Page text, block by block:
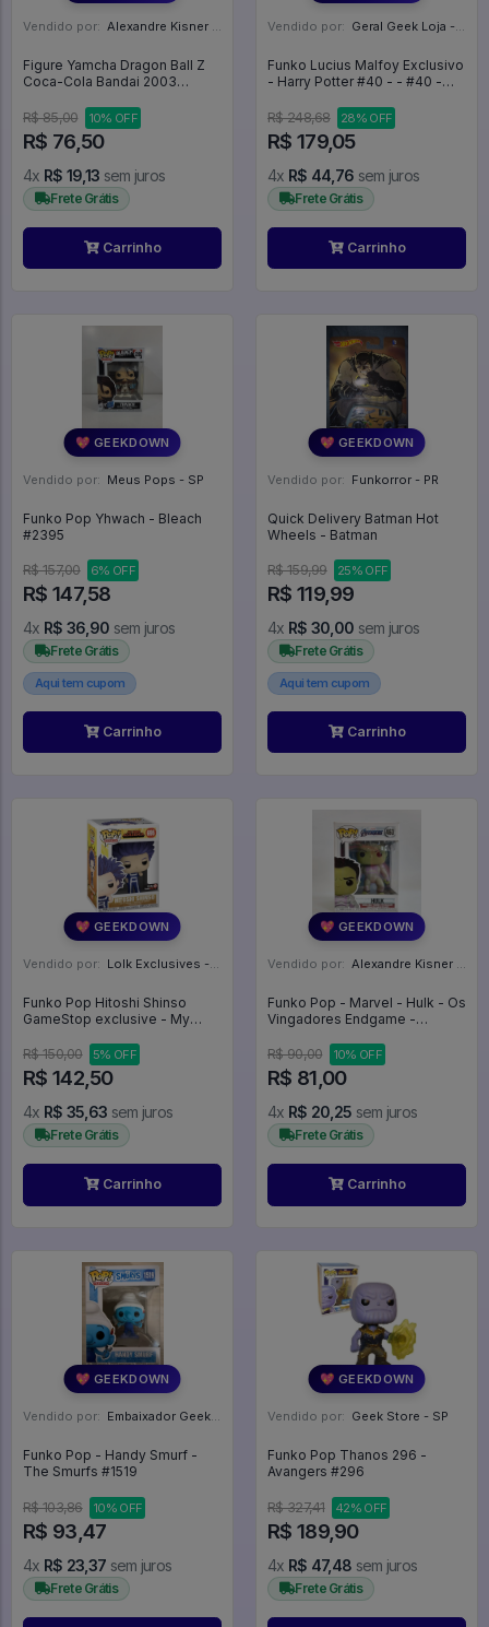
Vendido por: Alexandre Kisner - PR
Figure Yamcha Dragon Ball Z
Coca-Cola Bandai 2003
R$ 85,00
10% OFF
R$ 76,50
4x R$ 19,13 sem juros
Frete Grátis
Carrinho
Vendido por: Geral Geek Loja - SP
Funko Lucius Malfoy Exclusivo
- Harry Potter #40 - - #40 -
R$ 248,68
28% OFF
R$ 179,05
4x R$ 44,76 sem juros
Frete Grátis
Carrinho
💖 GEEKDOWN
Vendido por: Meus Pops - SP
Funko Pop Yhwach - Bleach
#2395
R$ 157,00 6% OFF
R$ 147,58
4x R$ 36,90 sem juros
Frete Grátis
Aqui tem cupom
Carrinho
💖 GEEKDOWN
Vendido por: Funkorror - PR
Quick Delivery Batman Hot
Wheels - Batman
R$ 159,99 25% OFF
R$ 119,99
4x R$ 30,00 sem juros
Frete Grátis
Aqui tem cupom
Carrinho
💖 GEEKDOWN
Vendido por: Lolk Exclusives - SP
Funko Pop Hitoshi Shinso
GameStop exclusive - My
R$ 150,00
5% OFF
R$ 142,50
4x R$ 35,63 sem juros
Frete Grátis
Carrinho
💖 GEEKDOWN
Vendido por: Alexandre Kisner - PR
Funko Pop - Marvel - Hulk - Os
Vingadores Endgame -
R$ 90,00
10% OFF
R$ 81,00
4x R$ 20,25 sem juros
Frete Grátis
Carrinho
💖 GEEKDOWN
Vendido por: Embaixador Geek - SP
Funko Pop - Handy Smurf -
The Smurfs #1519
R$ 103,86 10% OFF
R$ 93,47
4x R$ 23,37 sem juros
Frete Grátis
💖 GEEKDOWN
Vendido por: Geek Store - SP
Funko Pop Thanos 296 -
Avangers #296
R$ 327,41 42% OFF
R$ 189,90
4x R$ 47,48 sem juros
Frete Grátis